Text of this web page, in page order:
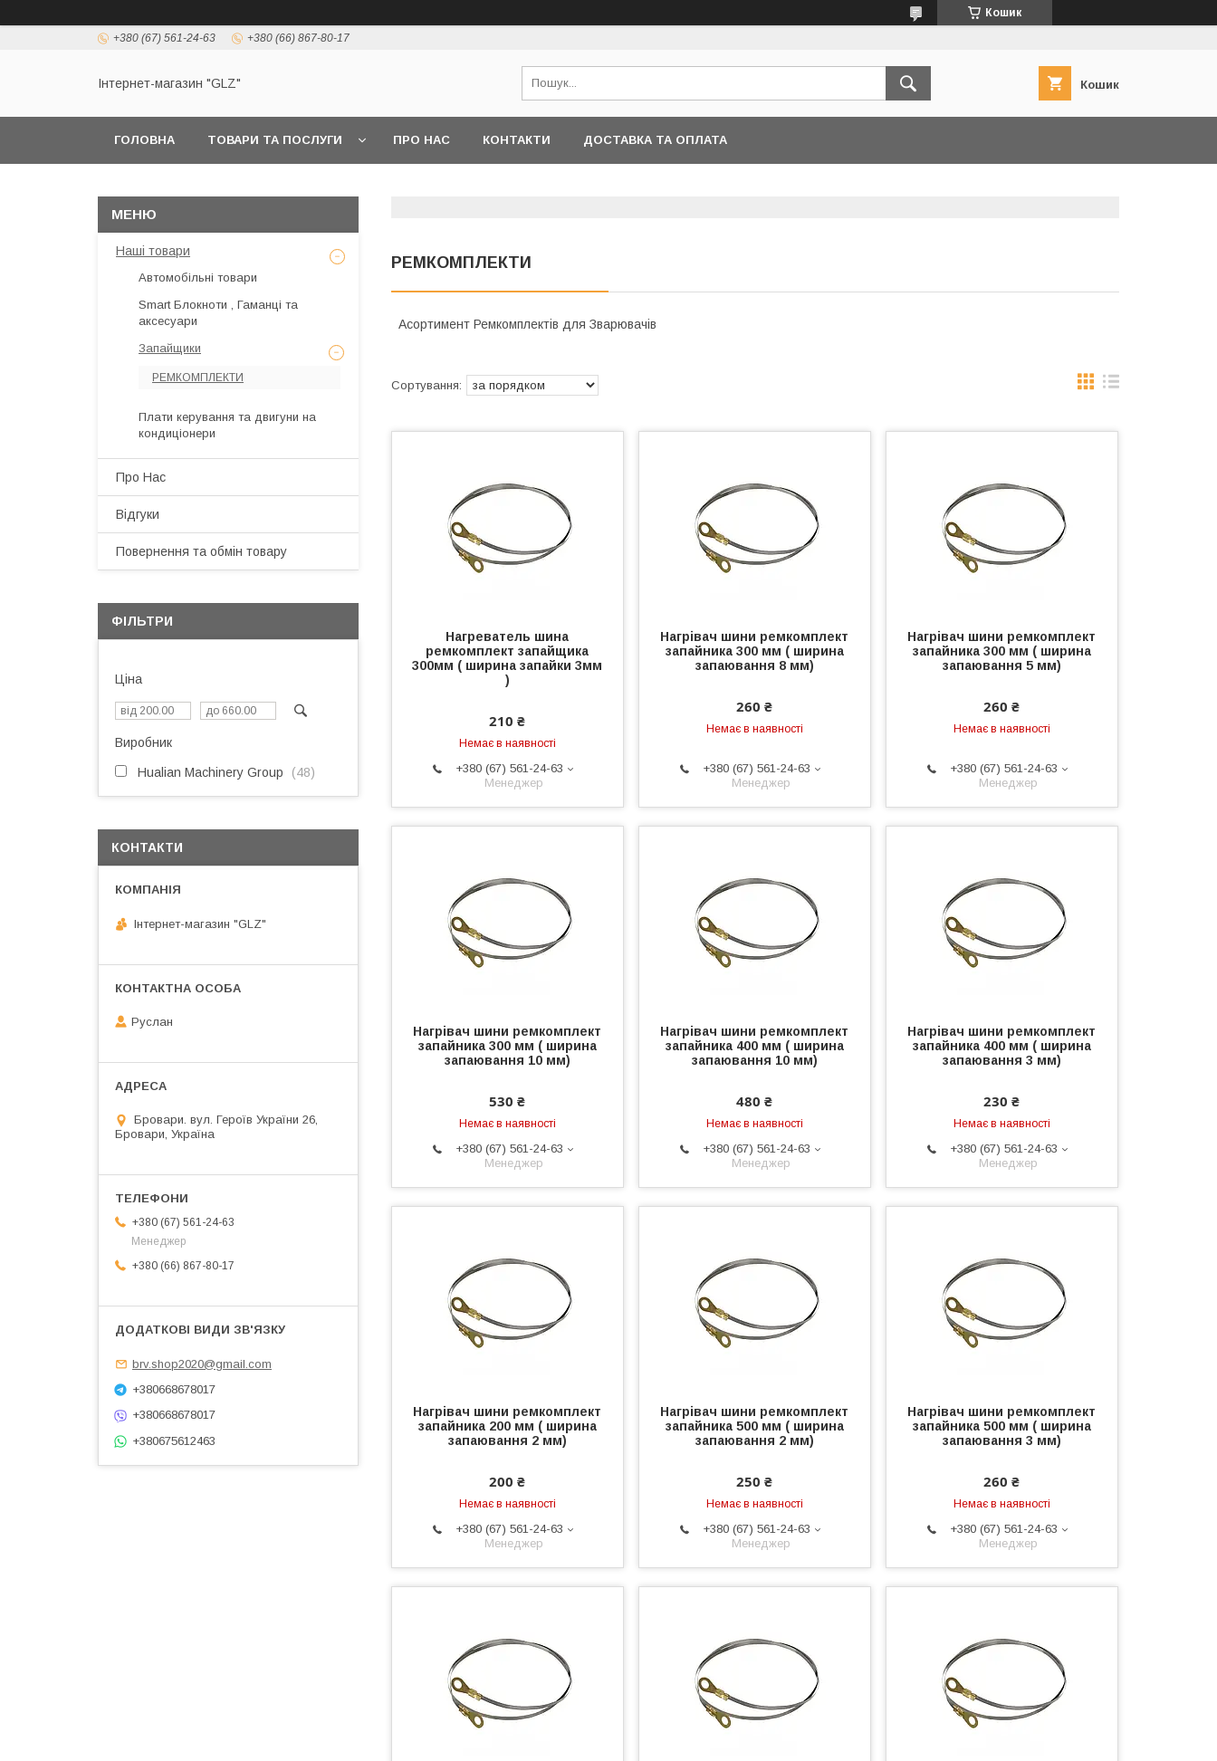
Кошик
+380 (67) 561-24-63 +380 (66) 867-80-17
Інтернет-магазин "GLZ" Кошик
ГОЛОВНА ТОВАРИ ТА ПОСЛУГИ ПРО НАС КОНТАКТИ ДОСТАВКА ТА ОПЛАТА
РЕМКОМПЛЕКТИ
Асортимент Ремкомплектів для Зварювачів
Нагреватель шина
ремкомплект запайщика
300мм ( ширина запайки 3мм
)
210 ₴
Немає в наявності
+380 (67) 561-24-63
Менеджер
Нагрівач шини ремкомплект
запайника 300 мм ( ширина
запаювання 8 мм)
260 ₴
Немає в наявності
+380 (67) 561-24-63
Менеджер
Нагрівач шини ремкомплект
запайника 300 мм ( ширина
запаювання 5 мм)
260 ₴
Немає в наявності
+380 (67) 561-24-63
Менеджер
Нагрівач шини ремкомплект
запайника 300 мм ( ширина
запаювання 10 мм)
530 ₴
Немає в наявності
+380 (67) 561-24-63
Менеджер
Нагрівач шини ремкомплект
запайника 400 мм ( ширина
запаювання 10 мм)
480 ₴
Немає в наявності
+380 (67) 561-24-63
Менеджер
Нагрівач шини ремкомплект
запайника 400 мм ( ширина
запаювання 3 мм)
230 ₴
Немає в наявності
+380 (67) 561-24-63
Менеджер
Нагрівач шини ремкомплект
запайника 200 мм ( ширина
запаювання 2 мм)
200 ₴
Немає в наявності
+380 (67) 561-24-63
Менеджер
Нагрівач шини ремкомплект
запайника 500 мм ( ширина
запаювання 2 мм)
250 ₴
Немає в наявності
+380 (67) 561-24-63
Менеджер
Нагрівач шини ремкомплект
запайника 500 мм ( ширина
запаювання 3 мм)
260 ₴
Немає в наявності
+380 (67) 561-24-63
Менеджер
Наші товари
Автомобільні товари
Smart Блокноти , Гаманці та
аксесуари
Запайщики
РЕМКОМПЛЕКТИ
Плати керування та двигуни на
кондиціонери
Про Нас
Відгуки
Повернення та обмін товару
ФІЛЬТРИ
Ціна
Виробник
Hualian Machinery Group 48
КОНТАКТИ
Інтернет-магазин "GLZ"
Руслан
Бровари. вул. Героїв України 26,
Бровари, Україна
+380 (67) 561-24-63
Менеджер
+380 (66) 867-80-17
brv.shop2020@gmail.com
+380668678017
+380668678017
+380675612463